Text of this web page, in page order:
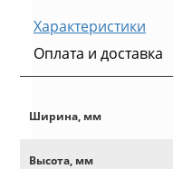
Характеристики
Оплата и доставка
Ширина, мм
Высота, мм